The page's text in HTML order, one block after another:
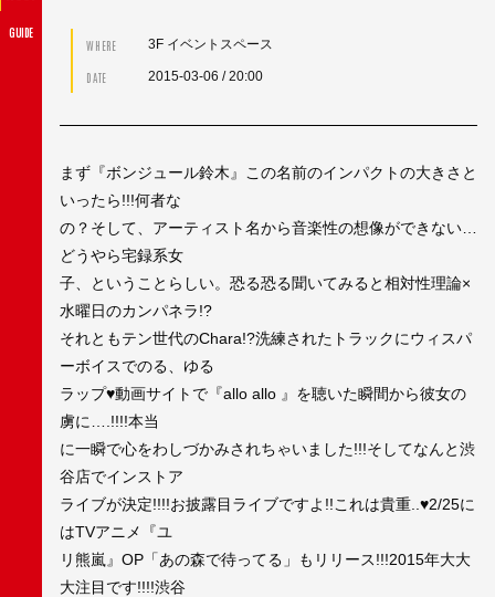
GUIDE
WHERE 3F イベントスペース
DATE 2015-03-06 / 20:00
まず『ボンジュール鈴木』この名前のインパクトの大きさと
いったら!!!何者な
の？そして、アーティスト名から音楽性の想像ができない…
どうやら宅録系女
子、ということらしい。恐る恐る聞いてみると相対性理論×
水曜日のカンパネラ!?
それともテン世代のChara!?洗練されたトラックにウィスパ
ーボイスでのる、ゆる
ラップ♥動画サイトで『allo allo 』を聴いた瞬間から彼女の
虜に….!!!!本当
に一瞬で心をわしづかみされちゃいました!!!そしてなんと渋
谷店でインストア
ライブが決定!!!!お披露目ライブですよ!!これは貴重..♥2/25に
はTVアニメ『ユ
リ熊嵐』OP「あの森で待ってる」もリリース!!!2015年大大
大注目です!!!!渋谷